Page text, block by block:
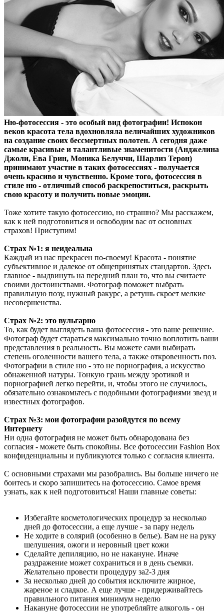
Ню-фотосессия - это особый вид фотографии! Испокон
веков красота тела вдохновляла величайших художников
на создание своих бессмертных полотен. А сегодня даже
самые красивые и талантливые знаменитости (Анджелина
Джоли, Ева Грин, Моника Белуччи, Шарлиз Терон)
принимают участие в таких фотосессиях - получается
очень красиво и чувственно. Кроме того, фотосессия в
стиле ню - отличный способ раскрепоститься, раскрыть
свою красоту и получить новые эмоции.
Тоже хотите такую фотосессию, но страшно? Мы расскажем,
как к ней подготовиться и освободим вас от основных
страхов! Приступим!
Страх №1: я неидеальна
Каждый из нас прекрасен по-своему! Красота - понятие
субъективное и далекое от общепринятых стандартов. Здесь
главное - выдвинуть на передний план то, что вы считаете
своими достоинствами. Фотограф поможет выбрать
правильную позу, нужный ракурс, а ретушь скроет мелкие
несовершенства.
Страх №2: это вульгарно
То, как будет выглядеть ваша фотосессия - это ваше решение.
Фотограф будет стараться максимально точно воплотить ваши
представления в реальность. Вы можете сами выбирать
степень оголенности вашего тела, а также откровенность поз.
Фотографии в стиле ню - это не порнография, а искусство
обнаженной натуры. Тонкую грань между эротикой и
порнографией легко перейти, и, чтобы этого не случилось,
обязательно ознакомьтесь с подобными фотографиями звезд и
известных фотографов.
Страх №3: мои фотографии разойдутся по всему
Интернету
Ни одна фотография не может быть обнародована без
согласия - можете быть спокойны. Все фотосессии Fashion Box
конфиденциальны и публикуются только с согласия клиента.
С основными страхами мы разобрались. Вы больше ничего не
боитесь и скоро запишитесь на фотосессию. Самое время
узнать, как к ней подготовиться! Наши главные советы:
Избегайте косметологических процедур за несколько
дней до фотосессии, а еще лучше - за пару недель
Не ходите в солярий (особенно в белье). Вам не на руку
шелушения, ожоги и неровный цвет кожи
Сделайте депиляцию, но не накануне. Иначе
раздражение может сохраниться и в день съемки.
Желательно провести процедуру за2-3 дня
За несколько дней до события исключите жирное,
жареное и сладкое. А еще лучше - придерживайтесь
правильного питания минимум неделю
Накануне фотосессии не употребляйте алкоголь - он